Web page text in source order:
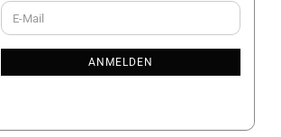
WEITER
ZUR
E-
Mail
ANMELDEN